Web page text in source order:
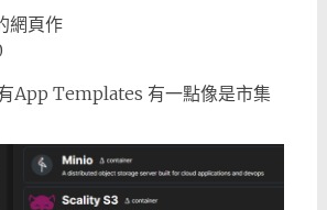
網頁作
App Templates 有一點像是市集